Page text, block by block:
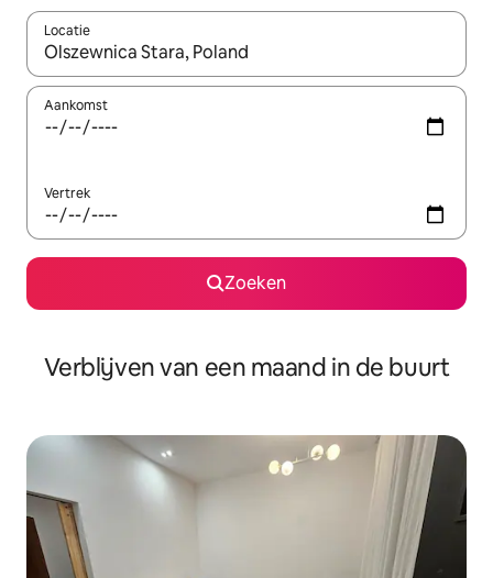
Locatie
Wanneer er suggesties beschikbaar zijn, maak je een keuze
Aankomst
Vertrek
Zoeken
Verblijven van een maand in de buurt